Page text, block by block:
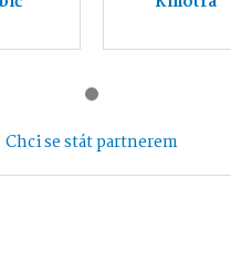
Chci se stát partnerem